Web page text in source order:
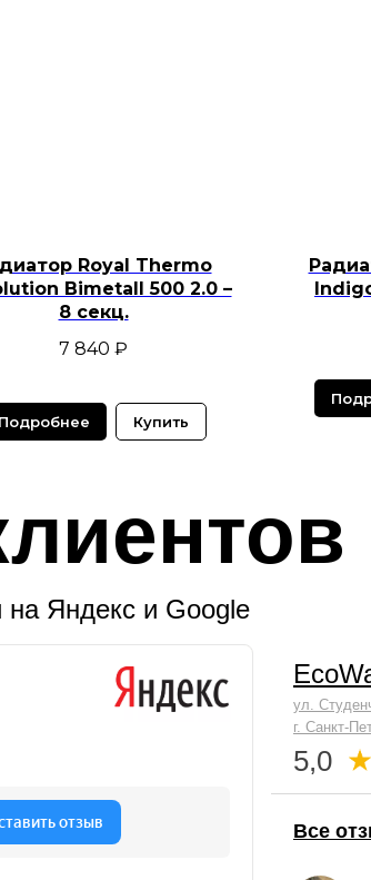
Royal Thermo
Bimetall 500 2.0 –
8 секц.
7 840 ₽
Подробнее Купить
Яндекс и Google
5,0
ул.
г. Санкт-
Все